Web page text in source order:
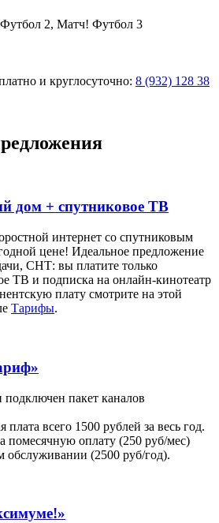
2, Матч! Футбол 3
и круглосуточно: 8 (932) 128 38
дом + спутниковое ТВ
интернет со спутниковым
цене! Идеальное предложение
СНТ: вы платите только
ТВ и подписка на онлайн-кинотеатр
плату смотрите на этой
Тарифы.
пакет каналов
всего 1500 рублей за весь год.
помесячную оплату (250 руб/мес)
обслуживании (2500 руб/год).